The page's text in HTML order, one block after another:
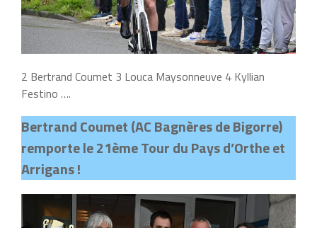
2 Bertrand Coumet 3 Louca Maysonneuve 4 Kyllian
Festino ….
Bertrand Coumet (AC Bagnères de Bigorre)
remporte le 21ème Tour du Pays d’Orthe et
Arrigans !